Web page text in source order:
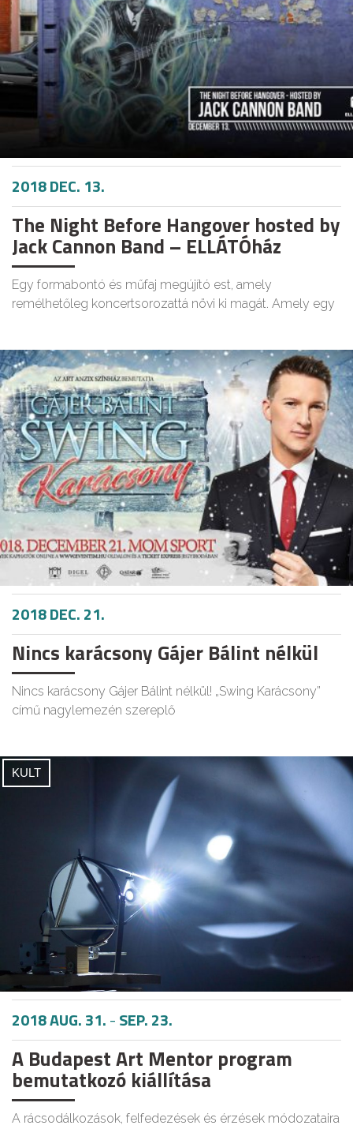
2018 DEC. 13.
The Night Before Hangover hosted by
Jack Cannon Band – ELLÁTÓház
Egy formabontó és műfaj megújító est, amely
remélhetőleg koncertsorozattá növi ki magát. Amely egy
2018 DEC. 21.
Nincs karácsony Gájer Bálint nélkül
Nincs karácsony Gájer Bálint nélkül! „Swing Karácsony”
című nagylemezén szereplő
KULT
2018 AUG. 31.-SEP. 23.
A Budapest Art Mentor program
bemutatkozó kiállítása
A rácsodálkozások, felfedezések és érzések módozataira